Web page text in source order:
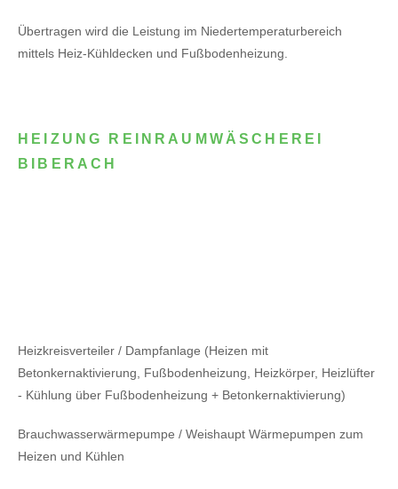
Übertragen wird die Leistung im Niedertemperaturbereich
mittels Heiz-Kühldecken und Fußbodenheizung.
HEIZUNG REINRAUMWÄSCHEREI
BIBERACH
Heizkreisverteiler / Dampfanlage (Heizen mit
Betonkernaktivierung, Fußbodenheizung, Heizkörper, Heizlüfter
- Kühlung über Fußbodenheizung + Betonkernaktivierung)
Brauchwasserwärmepumpe / Weishaupt Wärmepumpen zum
Heizen und Kühlen